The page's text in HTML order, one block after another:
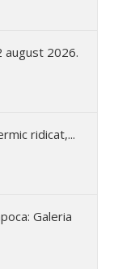
august 2026.
ridicat,...
Galeria